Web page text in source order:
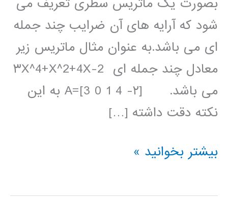
شود که آرایه های آن ضرایب چند جمله
ای می باشد.به عنوان مثال ماتریس زیر
معادل چند جمله ای ۳X^4+X^2+4X-2
می باشد. [۲- A=[3 0 1 4 به این
نکته دقت داشته […]
جبر
جمله
بیشتر بخوانید »